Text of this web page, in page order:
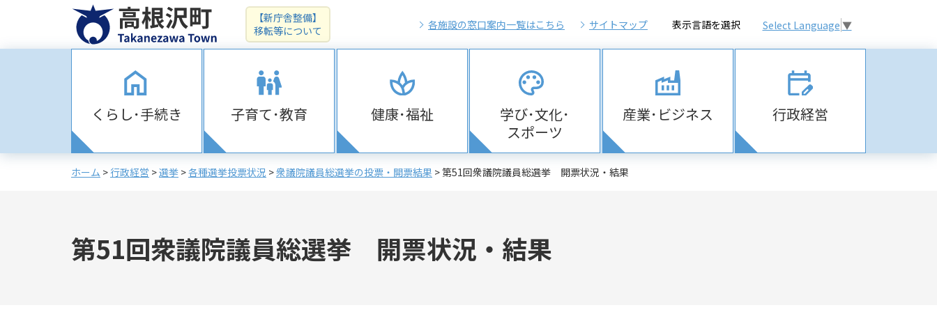
各施設の窓口案内一覧はこちら サイトマップ 表示言語を選択 Select Language ▼
【新庁舎整備】
移転等について
くらし･手続き 子育て･教育 健康･福祉
学び･文化･
スポーツ
産業･ビジネス 行政経営
ホーム >行政経営 >選挙 >各種選挙投票状況 >衆議院議員総選挙の投票・開票結果 > 第51回衆議院議員総選挙 開票状況・結果
第51回衆議院議員総選挙 開票状況・結果